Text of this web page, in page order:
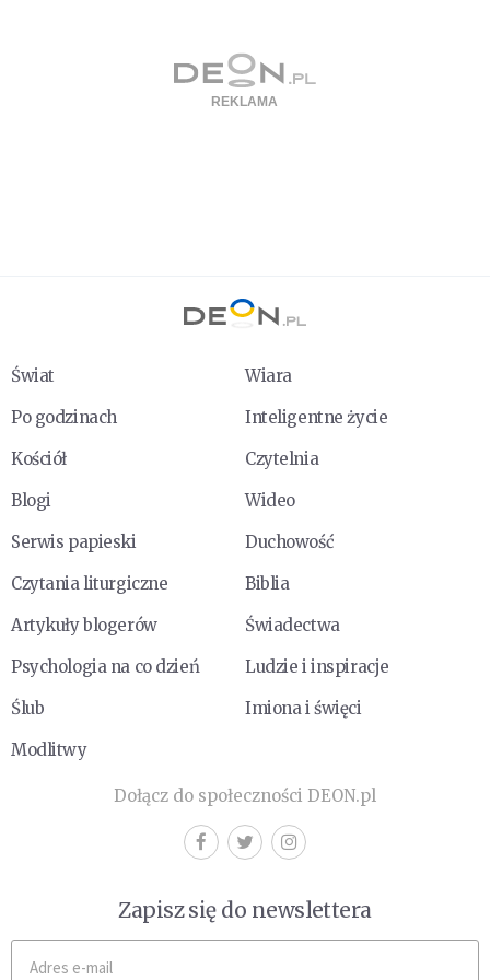
Świat
Wiara
Po godzinach
Inteligentne życie
Kościół
Czytelnia
Blogi
Wideo
Serwis papieski
Duchowość
Czytania liturgiczne
Biblia
Artykuły blogerów
Świadectwa
Psychologia na co dzień
Ludzie i inspiracje
Ślub
Imiona i święci
Modlitwy
Dołącz do społeczności DEON.pl
Zapisz się do newslettera